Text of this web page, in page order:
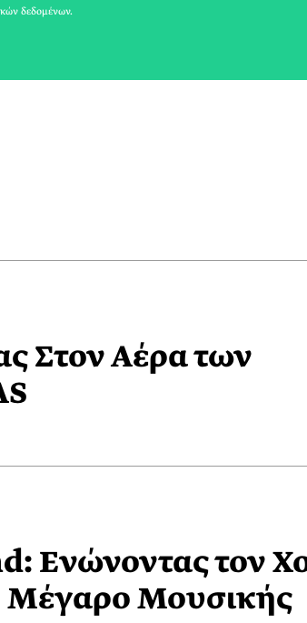
Στον Αέρα των
Ενώνοντας τον
Μέγαρο Μουσικής
δεδομένων.